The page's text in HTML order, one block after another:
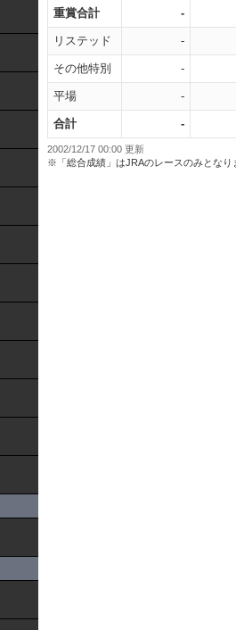
重賞合計 -
リステッド -
その他特別 -
平場 -
合計 -
2002/12/17 00:00 更新
※「総合成績」はJRAのレースのみとなり